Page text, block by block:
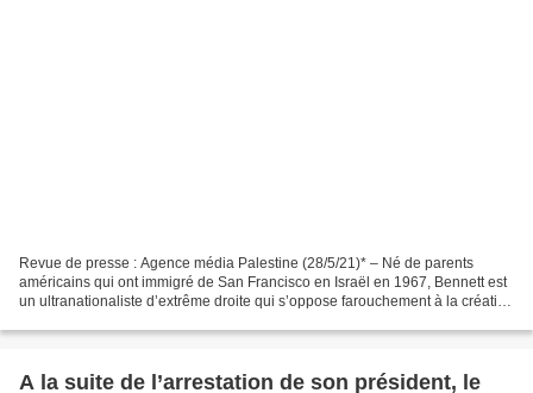
Revue de presse : Agence média Palestine (28/5/21)* – Né de parents
américains qui ont immigré de San Francisco en Israël en 1967, Bennett est
un ultranationaliste d’extrême droite qui s’oppose farouchement à la création
A la suite de l’arrestation de son président, le